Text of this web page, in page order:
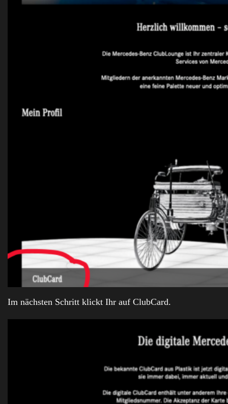
Im nächsten Schritt klickt Ihr auf ClubCard.